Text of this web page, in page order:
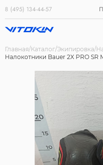
8 (495) 134-44-57
Главная Каталог Экипировка
Налокотники Bauer 2X PRO SR